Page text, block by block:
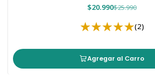
$20.990$25.990
(2)
Agregar al Carro